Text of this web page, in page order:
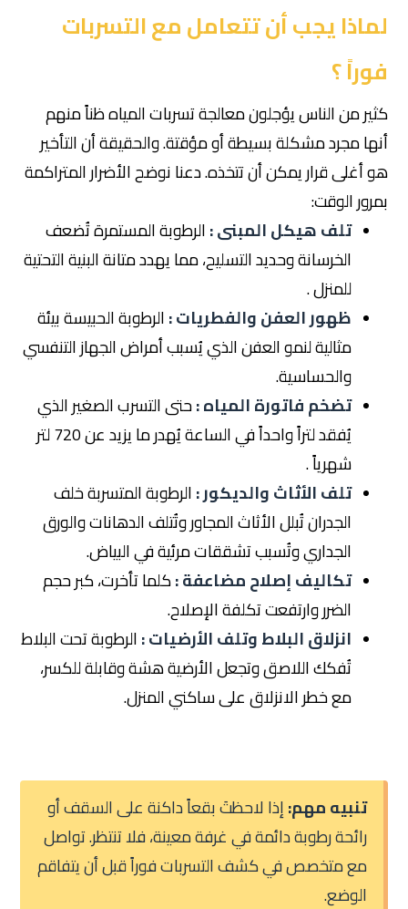
لماذا يجب أن تتعامل مع التسربات
فوراً ؟
كثير من الناس يؤجلون معالجة تسربات المياه ظناً منهم
أنها مجرد مشكلة بسيطة أو مؤقتة. والحقيقة أن التأخير
هو أغلى قرار يمكن أن تتخذه. دعنا نوضح الأضرار المتراكمة
بمرور الوقت:
تلف هيكل المبنى :الرطوبة المستمرة تُضعف
الخرسانة وحديد التسليح، مما يهدد متانة البنية التحتية
للمنزل .
ظهور العفن والفطريات :الرطوبة الحبيسة بيئة
مثالية لنمو العفن الذي يُسبب أمراض الجهاز التنفسي
والحساسية.
تضخم فاتورة المياه :حتى التسرب الصغير الذي
يُفقد لتراً واحداً في الساعة يُهدر ما يزيد عن 720 لتر
شهرياً .
تلف الأثاث والديكور :الرطوبة المتسربة خلف
الجدران تُبلل الأثاث المجاور وتُتلف الدهانات والورق
الجداري وتُسبب تشققات مرئية في البياض.
تكاليف إصلاح مضاعفة :كلما تأخرت، كبر حجم
الضرر وارتفعت تكلفة الإصلاح.
انزلاق البلاط وتلف الأرضيات :الرطوبة تحت البلاط
تُفكك اللاصق وتجعل الأرضية هشة وقابلة للكسر،
مع خطر الانزلاق على ساكني المنزل.
تنبيه مهم:إذا لاحظتَ بقعاً داكنة على السقف أو
رائحة رطوبة دائمة في غرفة معينة، فلا تنتظر. تواصل
مع متخصص في كشف التسربات فوراً قبل أن يتفاقم
الوضع.